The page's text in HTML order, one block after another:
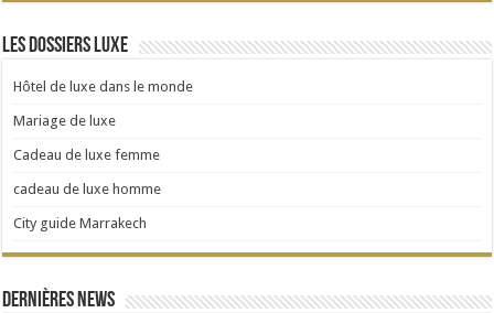
Les dossiers Luxe
Hôtel de luxe dans le monde
Mariage de luxe
Cadeau de luxe femme
cadeau de luxe homme
City guide Marrakech
Dernières news